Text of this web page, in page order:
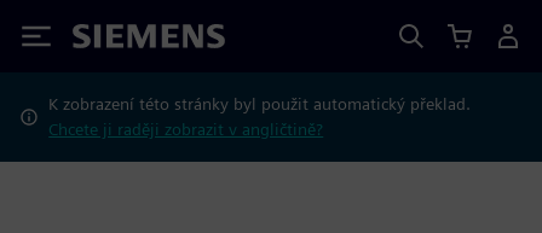
Siemens
K zobrazení této stránky byl použit automatický překlad.
Chcete ji raději zobrazit v angličtině?